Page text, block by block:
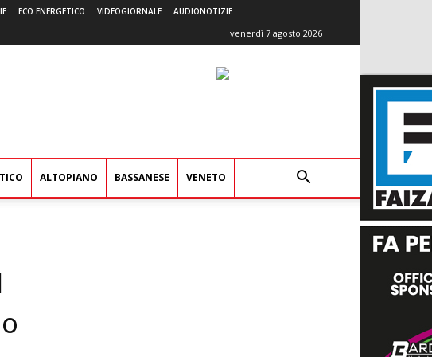
ECO ENERGETICO VIDEOGIORNALE AUDIONOTIZIE
venerdì 7 agosto 2026
ALTOPIANO BASSANESE VENETO